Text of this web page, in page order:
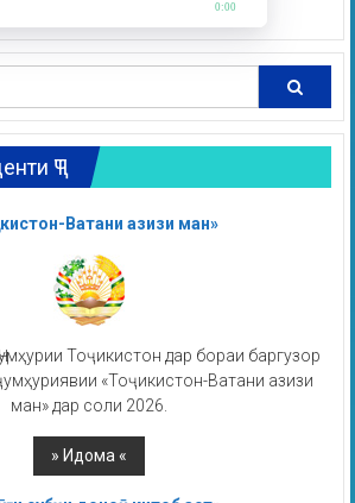
0:00
ҶТ
Ватани азизи ман»
Тоҷикистон дар бораи баргузор
«Тоҷикистон-Ватани азизи
ман» дар соли 2026.